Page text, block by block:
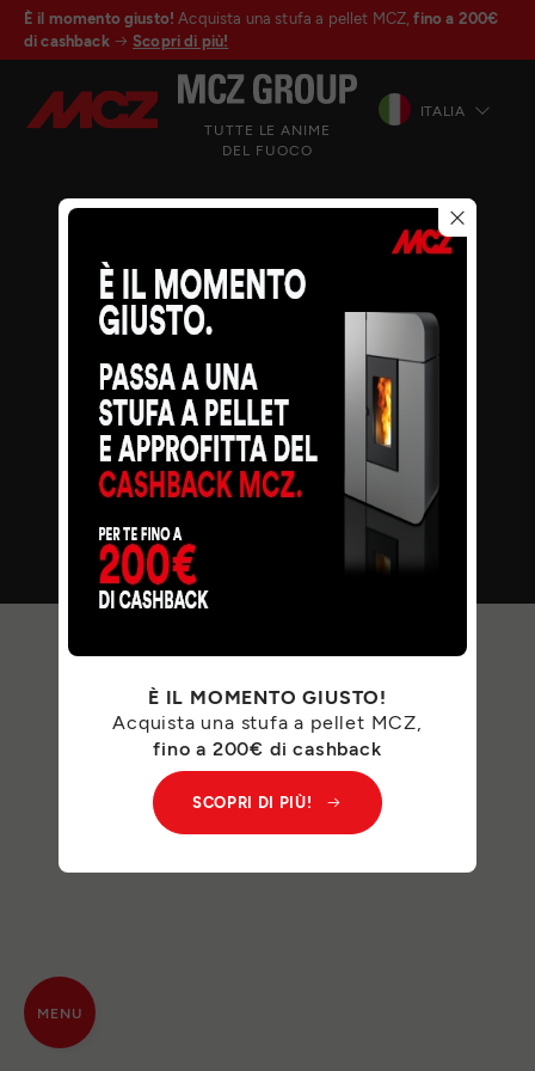
È il momento giusto! Acquista una stufa a pellet MCZ, fino a 200€
di cashback
Scopri di più!
ITALIA
TUTTE LE ANIME
DEL FUOCO
Privacy Policy
Note legali
Whistleblowing
Cookie
Mappa del sito
© MCZ Group S.p.a. 2023-2026
P.IVA n. 01791730938
MENU
È IL MOMENTO GIUSTO!
Acquista una stufa a pellet MCZ,
fino a 200€ di cashback
SCOPRI DI PIÙ!